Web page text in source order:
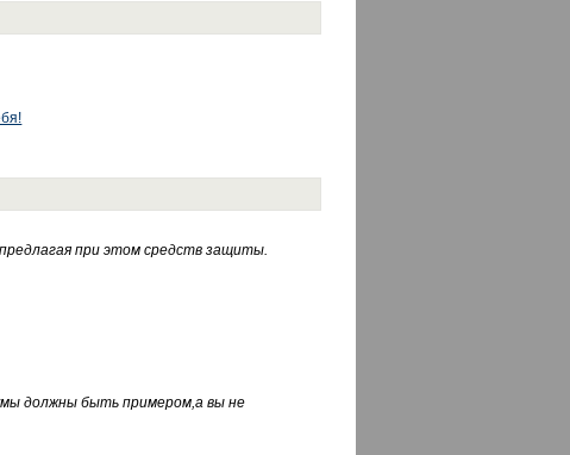
при этом средств защиты.
должны быть примером,а вы не